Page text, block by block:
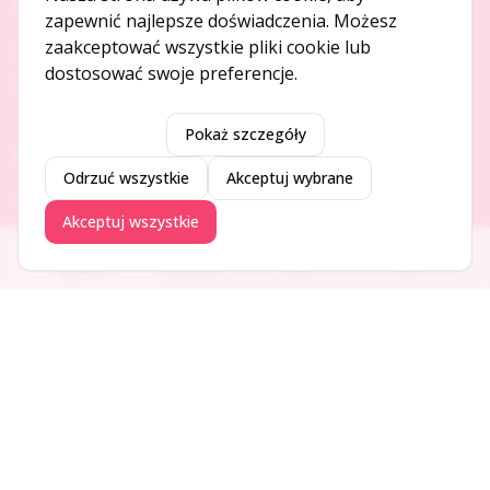
O NAS
O serwisie
Kontakt
DODAJ I PROMUJ
Dodaj ogłoszenie
Dodaj firmę
Promuj ogłoszenie
Ogłoszenia Aktualności Firmy Blog
zapewnić najlepsze doświadczenia. Możesz
zaakceptować wszystkie pliki cookie lub
dostosować swoje preferencje.
Pokaż szczegóły
Odrzuć wszystkie Akceptuj wybrane
Akceptuj wszystkie